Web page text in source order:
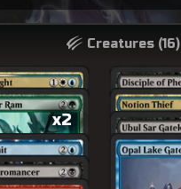
Creatures (16)
x2